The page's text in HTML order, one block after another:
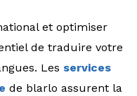
et optimiser
de traduire votre
Les services
de blarlo assurent la